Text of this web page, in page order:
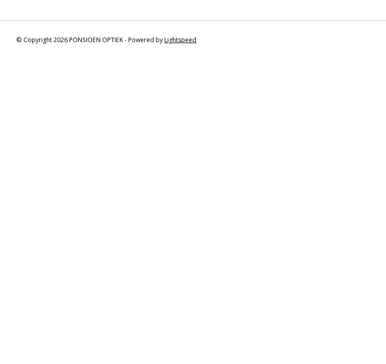
© Copyright 2026 PONSIOEN OPTIEK - Powered byLightspeed